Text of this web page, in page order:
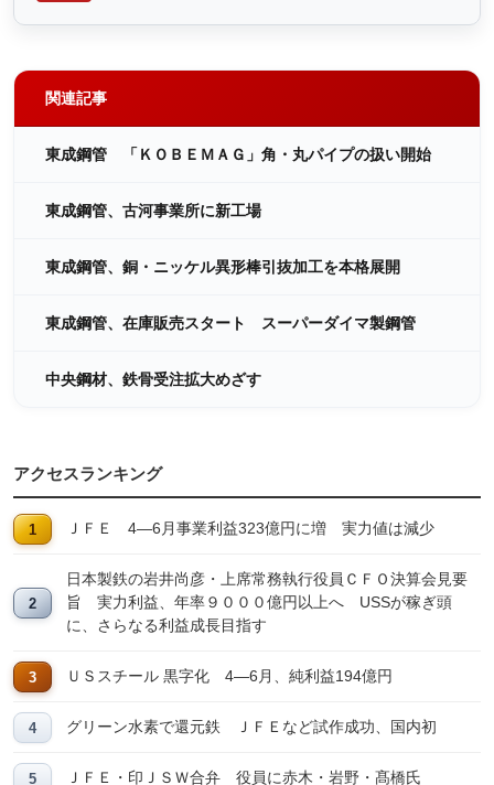
関連記事
東成鋼管 「ＫＯＢＥＭＡＧ」角・丸パイプの扱い開始
東成鋼管、古河事業所に新工場
東成鋼管、銅・ニッケル異形棒引抜加工を本格展開
東成鋼管、在庫販売スタート スーパーダイマ製鋼管
中央鋼材、鉄骨受注拡大めざす
アクセスランキング
ＪＦＥ 4―6月事業利益323億円に増 実力値は減少
日本製鉄の岩井尚彦・上席常務執行役員ＣＦＯ決算会見要
旨 実力利益、年率９０００億円以上へ USSが稼ぎ頭
に、さらなる利益成長目指す
ＵＳスチール 黒字化 4―6月、純利益194億円
グリーン水素で還元鉄 ＪＦＥなど試作成功、国内初
ＪＦＥ・印ＪＳＷ合弁 役員に赤木・岩野・髙橋氏